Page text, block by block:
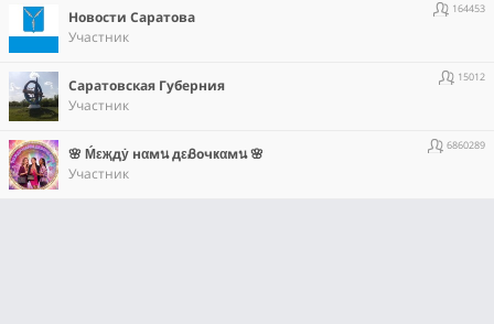
Новости Саратова
Участник
164453
Саратовская Губерния
Участник
15012
🌸 Ḿεҗдẏ нαмน дεᏰочҝαмน 🌸
Участник
6860289